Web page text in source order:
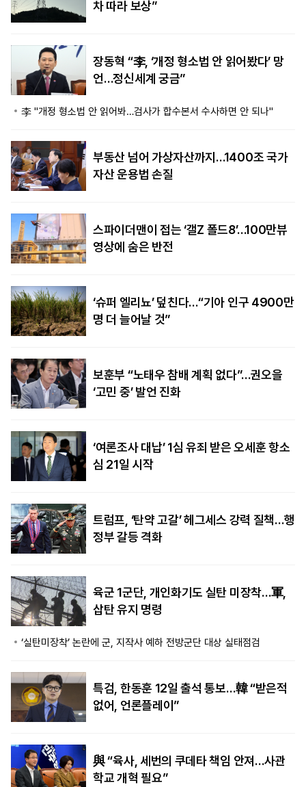
차 따라 보상”
장동혁 “李, ‘개정 형소법 안 읽어봤다’ 망
언…정신세계 궁금”
李 "개정 형소법 안 읽어봐…검사가 합수본서 수사하면 안 되나"
부동산 넘어 가상자산까지…1400조 국가
자산 운용법 손질
스파이더맨이 접는 ‘갤Z 폴드8’…100만뷰
영상에 숨은 반전
‘슈퍼 엘리뇨’ 덮친다…“기아 인구 4900만
명 더 늘어날 것”
보훈부 “노태우 참배 계획 없다”…권오을
‘고민 중’ 발언 진화
‘여론조사 대납’ 1심 유죄 받은 오세훈 항소
심 21일 시작
트럼프, ‘탄약 고갈’ 헤그세스 강력 질책…행
정부 갈등 격화
육군 1군단, 개인화기도 실탄 미장착…軍,
삽탄 유지 명령
‘실탄미장착’ 논란에 군, 지작사 예하 전방군단 대상 실태점검
특검, 한동훈 12일 출석 통보…韓 “받은적
없어, 언론플레이”
與 “육사, 세번의 쿠데타 책임 안져…사관
학교 개혁 필요”